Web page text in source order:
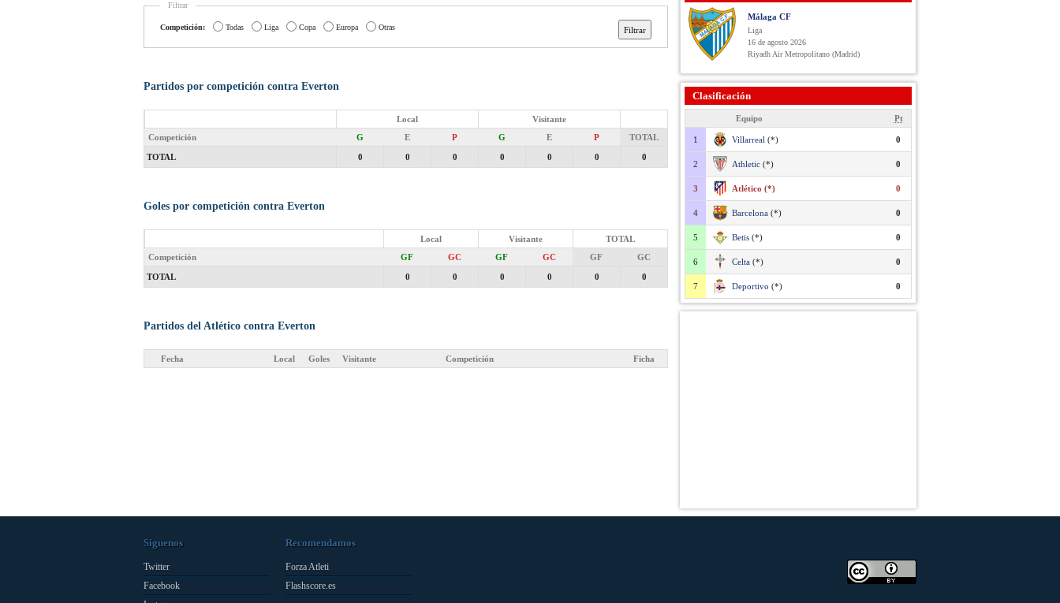
Filtrar
Competición: Todas Liga Copa Europa Otras
Partidos por competición contra Everton
Local
Visitante
Competición
G E P G E P TOTAL
TOTAL 0 0 0 0 0 0 0
Goles por competición contra Everton
Local Visitante
TOTAL
Competición
GF GC GF GC GF GC
TOTAL 0 0 0 0 0 0
Partidos del Atlético contra Everton
Fecha Local Goles Visitante Competición Ficha
Málaga CF
Liga
16 de agosto 2026
Riyadh Air Metropolitano (Madrid)
Clasificación
Equipo Pt
1 Villarreal (*) 0
2 Athletic (*) 0
3 Atlético (*) 0
4 Barcelona (*) 0
5 Betis (*) 0
6 Celta (*) 0
7 Deportivo (*) 0
Síguenos
Twitter
Facebook
Recomendamos
Forza Atleti
Flashscore.es